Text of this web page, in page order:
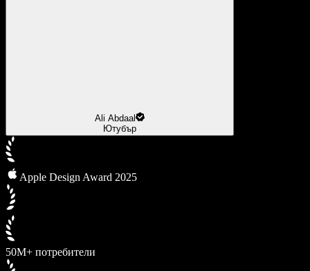
Ali Abdaal
Ютубър
Apple Design Award 2025
50M+ потребители